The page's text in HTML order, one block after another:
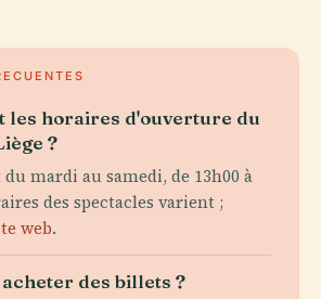
les horaires d'ouverture du
?
mardi au samedi, de 13h00 à
des spectacles varient ;
web.
des billets ?